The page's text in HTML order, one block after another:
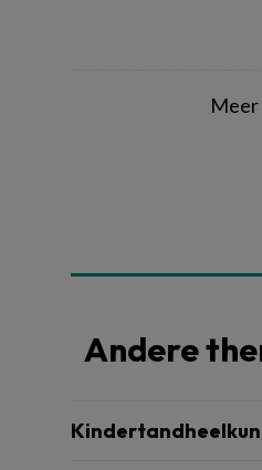
Andere